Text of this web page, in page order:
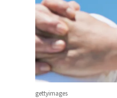
gettyimages